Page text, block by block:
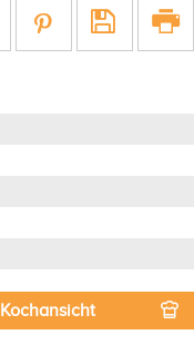
Kochansicht